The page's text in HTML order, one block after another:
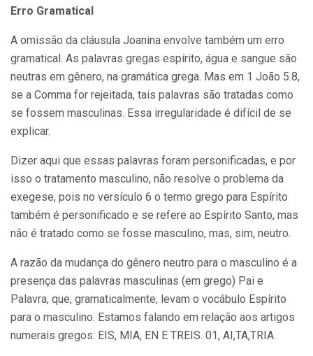
Erro Gramatical
A omissão da cláusula Joanina envolve também um erro
gramatical. As palavras gregas espírito, água e sangue são
neutras em gênero, na gramática grega. Mas em 1 João 5.8,
se a Comma for rejeitada, tais palavras são tratadas como
se fossem masculinas. Essa irregularidade é difícil de se
explicar.
Dizer aqui que essas palavras foram personificadas, e por
isso o tratamento masculino, não resolve o pro­blema da
exegese, pois no versículo 6 o termo grego para Espírito
também é personificado e se refere ao Espírito Santo, mas
não é tratado como se fosse mas­culino, mas, sim, neutro.
A razão da mudança do gênero neutro para o mas­culino é a
presença das palavras masculinas (em gre­go) Pai e
Palavra, que, gramaticalmente, levam o vocábulo Espírito
para o masculino. Estamos falando em relação aos artigos
numerais gregos: EIS, MIA, EN E TREIS. 01, AI,TA,TRIA.